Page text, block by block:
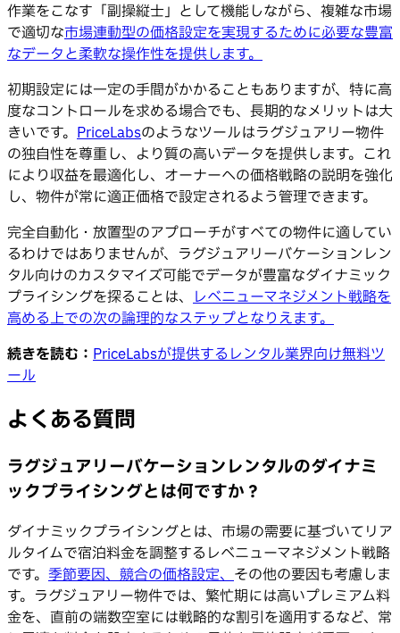
作業をこなす「副操縦士」として機能しながら、複雑な市場
で適切な市場連動型の価格設定を実現するために必要な豊富
なデータと柔軟な操作性を提供します。
初期設定には一定の手間がかかることもありますが、特に高
度なコントロールを求める場合でも、長期的なメリットは大
きいです。 PriceLabsのようなツールはラグジュアリー物件
の独自性を尊重し、より質の高いデータを提供します。これ
により収益を最適化し、オーナーへの価格戦略の説明を強化
し、物件が常に適正価格で設定されるよう管理できます。
完全自動化・放置型のアプローチがすべての物件に適してい
るわけではありませんが、ラグジュアリーバケーションレン
タル向けのカスタマイズ可能でデータが豊富なダイナミック
プライシングを探ることは、 レベニューマネジメント戦略を
高める上での次の論理的なステップとなりえます。
続きを読む： PriceLabsが提供するレンタル業界向け無料ツ
ール
よくある質問
ラグジュアリーバケーションレンタルのダイナミ
ックプライシングとは何ですか？
ダイナミックプライシングとは、市場の需要に基づいてリア
ルタイムで宿泊料金を調整するレベニューマネジメント戦略
です。 季節要因、 競合の価格設定、 その他の要因も考慮しま
す。ラグジュアリー物件では、繁忙期には高いプレミアム料
金を、直前の端数空室には戦略的な割引を適用するなど、常